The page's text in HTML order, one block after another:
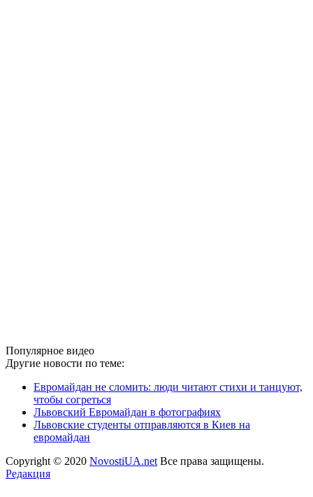
Популярное видео
Другие новости по теме:
Евромайдан не сломить: люди читают стихи и танцуют,
чтобы согреться
Львовский Евромайдан в фотографиях
Львовские студенты отправляются в Киев на
евромайдан
Copyright © 2020 NovostiUA.net Все права защищены.
Редакция